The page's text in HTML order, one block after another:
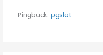
Pingback: pgslot